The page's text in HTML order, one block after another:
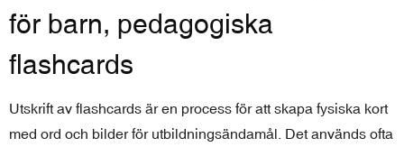
för barn, pedagogiska
flashcards
Utskrift av flashcards är en process för att skapa fysiska kort
med ord och bilder för utbildningsändamål. Det används ofta